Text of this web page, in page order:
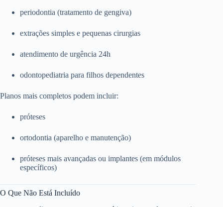
periodontia (tratamento de gengiva)
extrações simples e pequenas cirurgias
atendimento de urgência 24h
odontopediatria para filhos dependentes
Planos mais completos podem incluir:
próteses
ortodontia (aparelho e manutenção)
próteses mais avançadas ou implantes (em módulos
específicos)
O Que Não Está Incluído